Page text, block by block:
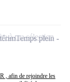
, afin de rejoindre les
Temps plein
à ma sélection